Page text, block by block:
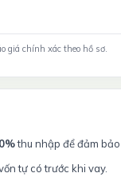
giá chính xác theo hồ sơ.
thu nhập để đảm
tự có trước khi vay.